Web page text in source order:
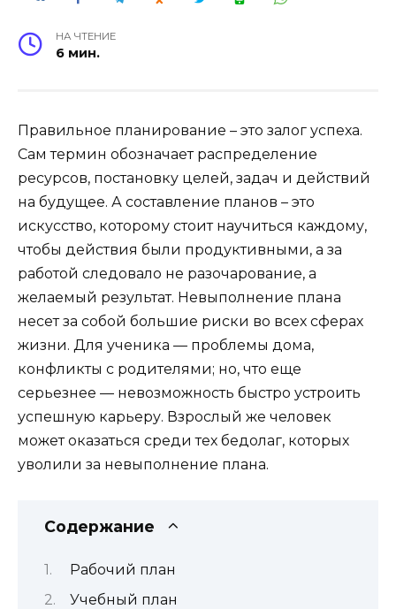
НА ЧТЕНИЕ
6 мин.
Правильное планирование – это залог успеха.
Сам термин обозначает распределение
ресурсов, постановку целей, задач и действий
на будущее. А составление планов – это
искусство, которому стоит научиться каждому,
чтобы действия были продуктивными, а за
работой следовало не разочарование, а
желаемый результат. Невыполнение плана
несет за собой большие риски во всех сферах
жизни. Для ученика — проблемы дома,
конфликты с родителями; но, что еще
серьезнее — невозможность быстро устроить
успешную карьеру. Взрослый же человек
может оказаться среди тех бедолаг, которых
уволили за невыполнение плана.
Содержание
Рабочий план
Учебный план